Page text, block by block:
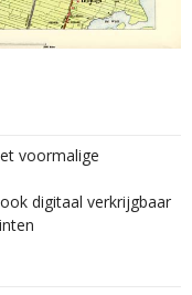
voormalige
digitaal verkrijgbaar